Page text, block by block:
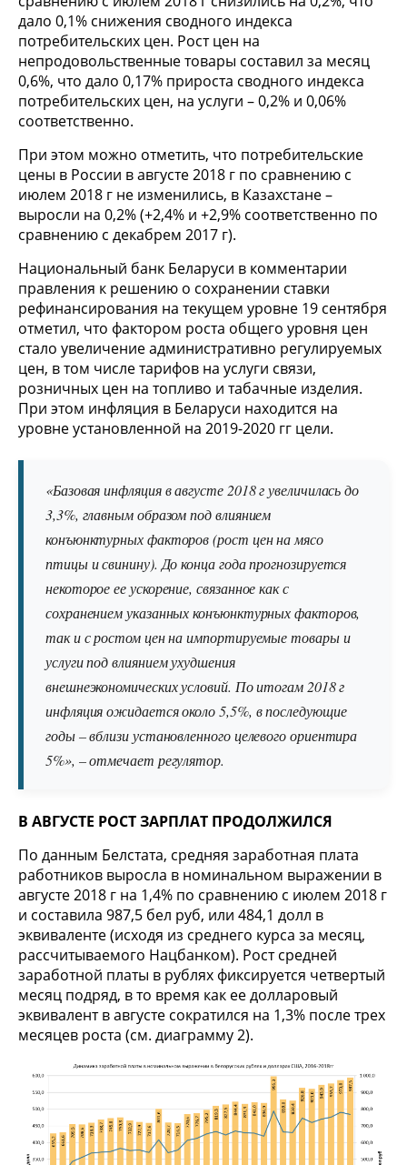
дало 0,1% снижения сводного индекса
потребительских цен. Рост цен на
непродовольственные товары составил за месяц
0,6%, что дало 0,17% прироста сводного индекса
потребительских цен, на услуги – 0,2% и 0,06%
соответственно.
При этом можно отметить, что потребительские
цены в России в августе 2018 г по сравнению с
июлем 2018 г не изменились, в Казахстане –
выросли на 0,2% (+2,4% и +2,9% соответственно по
сравнению с декабрем 2017 г).
Национальный банк Беларуси в комментарии
правления к решению о сохранении ставки
рефинансирования на текущем уровне 19 сентября
отметил, что фактором роста общего уровня цен
стало увеличение административно регулируемых
цен, в том числе тарифов на услуги связи,
розничных цен на топливо и табачные изделия.
При этом инфляция в Беларуси находится на
уровне установленной на 2019-2020 гг цели.
«Базовая инфляция в августе 2018 г увеличилась до
3,3%, главным образом под влиянием
конъюнктурных факторов (рост цен на мясо
птицы и свинину). До конца года прогнозируется
некоторое ее ускорение, связанное как с
сохранением указанных конъюнктурных факторов,
так и с ростом цен на импортируемые товары и
услуги под влиянием ухудшения
внешнеэкономических условий. По итогам 2018 г
инфляция ожидается около 5,5%, в последующие
годы – вблизи установленного целевого ориентира
5%», – отмечает регулятор.
В АВГУСТЕ РОСТ ЗАРПЛАТ ПРОДОЛЖИЛСЯ
По данным Белстата, средняя заработная плата
работников выросла в номинальном выражении в
августе 2018 г на 1,4% по сравнению с июлем 2018 г
и составила 987,5 бел руб, или 484,1 долл в
эквиваленте (исходя из среднего курса за месяц,
рассчитываемого Нацбанком). Рост средней
заработной платы в рублях фиксируется четвертый
месяц подряд, в то время как ее долларовый
эквивалент в августе сократился на 1,3% после трех
месяцев роста (см. диаграмму 2).